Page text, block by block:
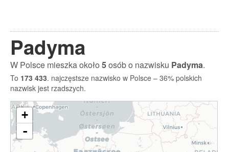
Padyma
W Polsce mieszka około5osób o nazwisku Padyma.
To 173 433. najczęstsze nazwisko w Polsce – 36% polskich
nazwisk jest rzadszych.
+
-